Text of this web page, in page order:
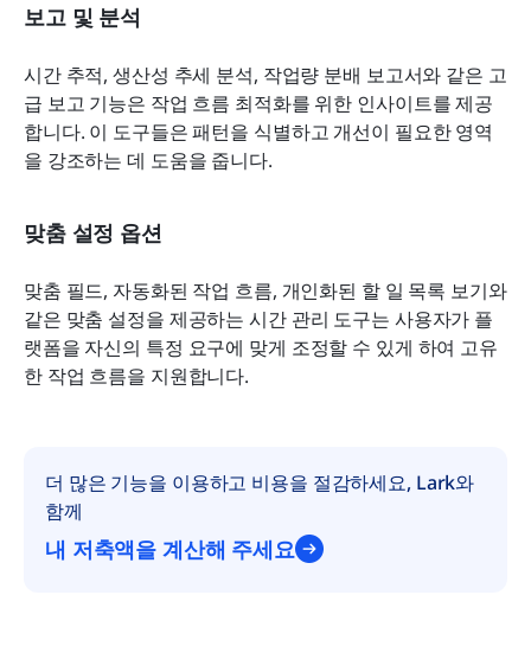
보고 및 분석
시간 추적, 생산성 추세 분석, 작업량 분배 보고서와 같은 고
급 보고 기능은 작업 흐름 최적화를 위한 인사이트를 제공
합니다. 이 도구들은 패턴을 식별하고 개선이 필요한 영역
을 강조하는 데 도움을 줍니다.
맞춤 설정 옵션
맞춤 필드, 자동화된 작업 흐름, 개인화된 할 일 목록 보기와
같은 맞춤 설정을 제공하는 시간 관리 도구는 사용자가 플
랫폼을 자신의 특정 요구에 맞게 조정할 수 있게 하여 고유
한 작업 흐름을 지원합니다.
더 많은 기능을 이용하고 비용을 절감하세요, Lark와
함께
내 저축액을 계산해 주세요